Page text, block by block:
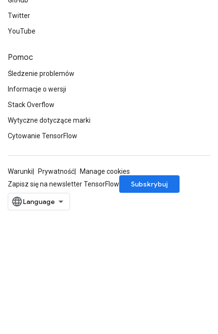
Twitter
YouTube
Pomoc
Śledzenie problemów
Informacje o wersji
Stack Overflow
Wytyczne dotyczące marki
Cytowanie TensorFlow
Warunki Prywatność
Manage cookies
Zapisz się na newsletter TensorFlow
Subskrybuj